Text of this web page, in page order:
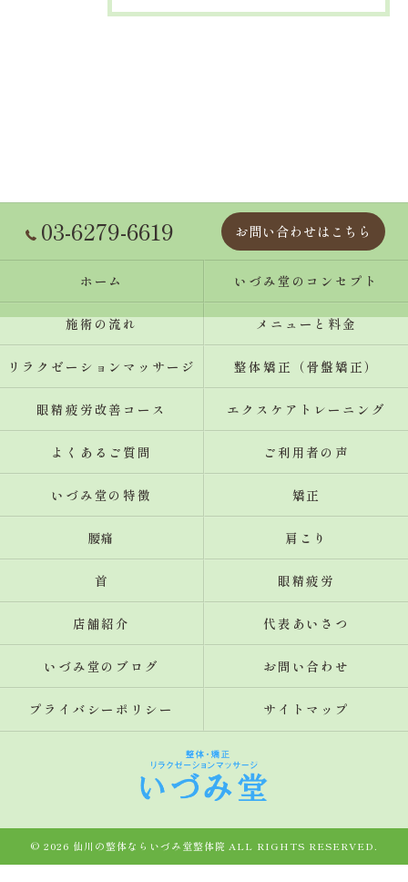
03-6279-6619 お問い合わせはこちら
ホーム いづみ堂のコンセプト
施術の流れ メニューと料金
リラクゼーションマッサージ 整体矯正（骨盤矯正）
眼精疲労改善コース エクスケアトレーニング
よくあるご質問 ご利用者の声
いづみ堂の特徴 矯正
腰痛 肩こり
首 眼精疲労
店舗紹介 代表あいさつ
いづみ堂のブログ お問い合わせ
プライバシーポリシー サイトマップ
© 2026 仙川の整体ならいづみ堂整体院 ALL RIGHTS RESERVED.